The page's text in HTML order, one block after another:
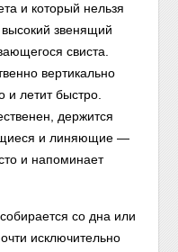
и который нельзя
звенящий
свиста.
вертикально
и летит быстро.
держится
и линяющие —
и напоминает
со дна или
исключительно